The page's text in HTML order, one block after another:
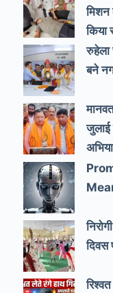
मिशन
किया
रुहेला
बने
जुलाई
दिवस